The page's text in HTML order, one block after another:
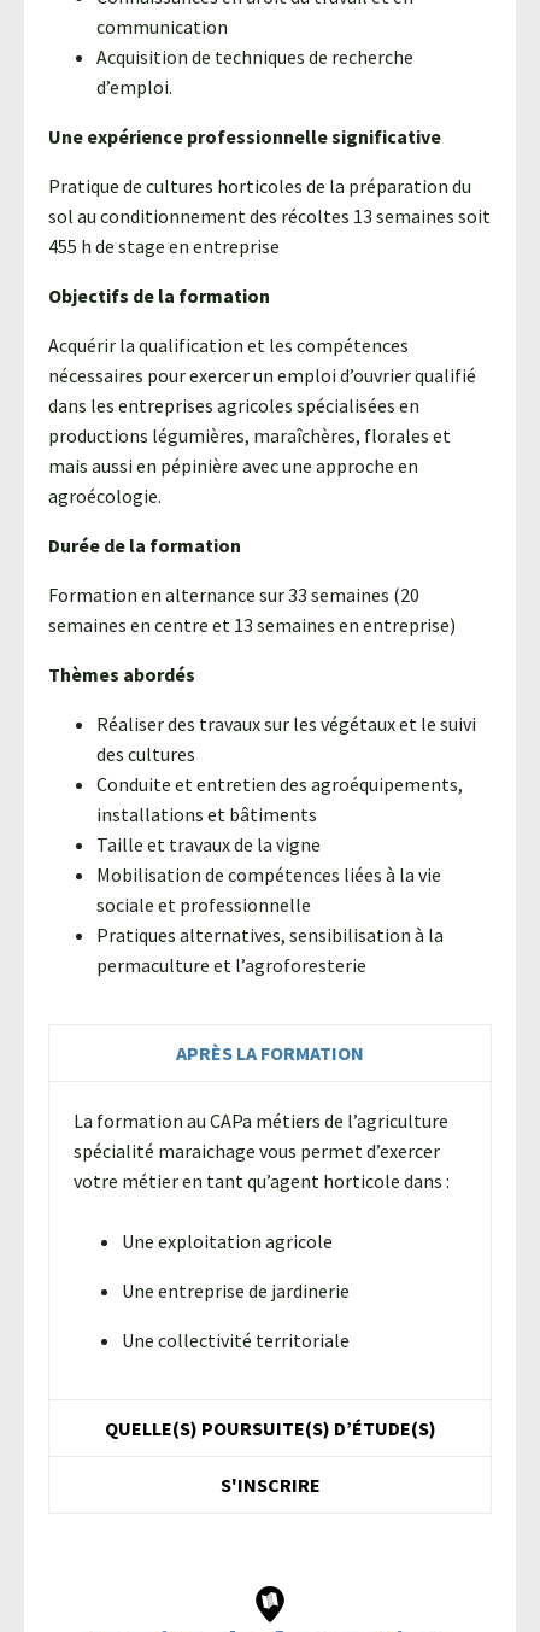
communication
Acquisition de techniques de recherche
d’emploi.
Une expérience professionnelle significative
Pratique de cultures horticoles de la préparation du
sol au conditionnement des récoltes 13 semaines soit
455 h de stage en entreprise
Objectifs de la formation
Acquérir la qualification et les compétences
nécessaires pour exercer un emploi d’ouvrier qualifié
dans les entreprises agricoles spécialisées en
productions légumières, maraîchères, florales et
mais aussi en pépinière avec une approche en
agroécologie.
Durée de la formation
Formation en alternance sur 33 semaines (20
semaines en centre et 13 semaines en entreprise)
Thèmes abordés
Réaliser des travaux sur les végétaux et le suivi
des cultures
Conduite et entretien des agroéquipements,
installations et bâtiments
Taille et travaux de la vigne
Mobilisation de compétences liées à la vie
sociale et professionnelle
Pratiques alternatives, sensibilisation à la
permaculture et l’agroforesterie
APRÈS LA FORMATION
La formation au CAPa métiers de l’agriculture
spécialité maraichage vous permet d’exercer
votre métier en tant qu’agent horticole dans :
Une exploitation agricole
Une entreprise de jardinerie
Une collectivité territoriale
QUELLE(S) POURSUITE(S) D’ÉTUDE(S)
S'INSCRIRE